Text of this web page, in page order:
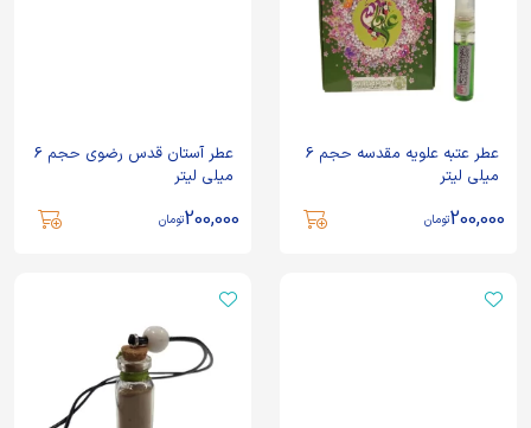
عطر عتبه علویه مقدسه حجم 6
میلی لیتر
200,000تومان
عطر آستان قدس رضوی حجم 6
میلی لیتر
200,000تومان